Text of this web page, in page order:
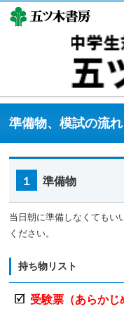
準備物、模試の流れ
１ 準備物
当日朝に準備しなくてもい
ください。
持ち物リスト
受験票（あらかじ